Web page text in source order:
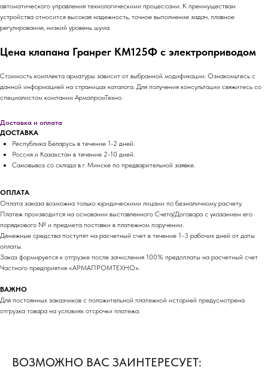
автоматического управления технологическими процессами. К преимуществам
устройства относится высокая надежность, точное выполнение задач, плавное
регулирование, низкий уровень шума.
Цена клапана Гранрег КМ125Ф с электроприводом
Стоимость комплекта арматуры зависит от выбранной модификации. Ознакомьтесь с
данной информацией на страницах каталога. Для получения консультации свяжитесь со
специалистом компании АрмапромТехно.
Доставка и оплата
ДОСТАВКА
Республика Беларусь в течение 1-2 дней.
Россия и Казахстан в течение 2-10 дней.
Самовывоз со склада в г. Минске по предварительной заявке.
ОПЛАТА
Оплата заказа возможна только юридическими лицами по безналичному расчету.
Платеж производится на основании выставленного Счета/Договора с указанием его
порядкового № и предмета поставки в платежном поручении.
Денежные средства поступят на расчетный счет в течение 1-3 рабочих дней от даты
оплаты.
Заказ формируется к отгрузке после зачисления 100% предоплаты на расчетный счет
Частного предприятия «АРМАПРОМТЕХНО».
ВАЖНО
Для постоянных заказчиков с положительной платежной историей предусмотрена
отгрузка товара на условиях отсрочки платежа.
ВОЗМОЖНО ВАС ЗАИНТЕРЕСУЕТ: